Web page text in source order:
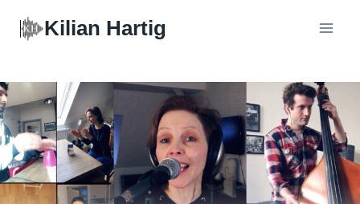
Inhalt
Kilian Hartig